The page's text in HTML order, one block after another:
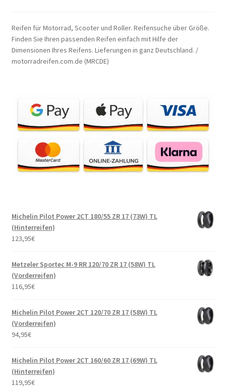
Reifen für Motorrad, Scooter und Roller. Reifensuche über Größe.
Finden Sie Ihren passenden Reifen einfach mit Hilfe der
Dimensionen Ihres Reifens. Lieferungen in ganz Deutschland. /
motorradreifen.com.de (MRCDE)
Michelin Pilot Power 2CT 180/55 ZR 17 (73W) TL
(Hinterreifen)
123,95€
Metzeler Sportec M-9 RR 120/70 ZR 17 (58W) TL
(Vorderreifen)
116,95€
Michelin Pilot Power 2CT 120/70 ZR 17 (58W) TL
(Vorderreifen)
94,95€
Michelin Pilot Power 2CT 160/60 ZR 17 (69W) TL
(Hinterreifen)
119,95€